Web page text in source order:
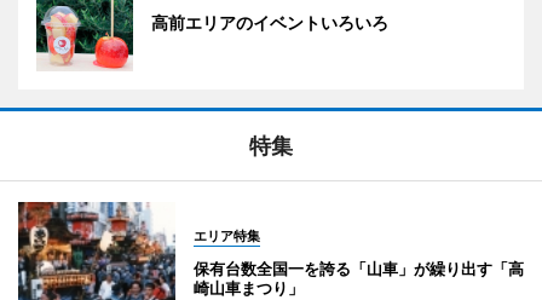
高前エリアのイベントいろいろ
特集
エリア特集
保有台数全国一を誇る「山車」が繰り出す「高
崎山車まつり」